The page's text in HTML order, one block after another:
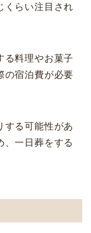
くらい注目され
る料理やお菓子
の宿泊費が必要
する可能性があ
、一日葬をする